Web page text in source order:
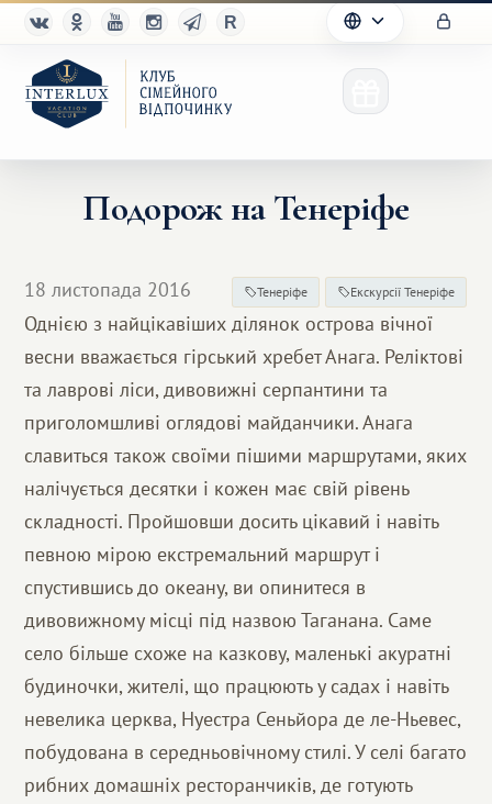
Переваги
Партнерам
Благотворительность
Подорож на Тенеріфе
18 листопада 2016 Тенеріфе Екскурсії Тенеріфе
Однією з найцікавіших ділянок острова вічної
весни вважається гірський хребет Анага. Реліктові
та лаврові ліси, дивовижні серпантини та
приголомшливі оглядові майданчики. Анага
славиться також своїми пішими маршрутами, яких
налічується десятки і кожен має свій рівень
складності. Пройшовши досить цікавий і навіть
певною мірою екстремальний маршрут і
спустившись до океану, ви опинитеся в
дивовижному місці під назвою Таганана. Саме
село більше схоже на казкову, маленькі акуратні
будиночки, жителі, що працюють у садах і навіть
невелика церква, Нуестра Сеньйора де ле-Ньевес,
побудована в середньовічному стилі. У селі багато
рибних домашніх ресторанчиків, де готують